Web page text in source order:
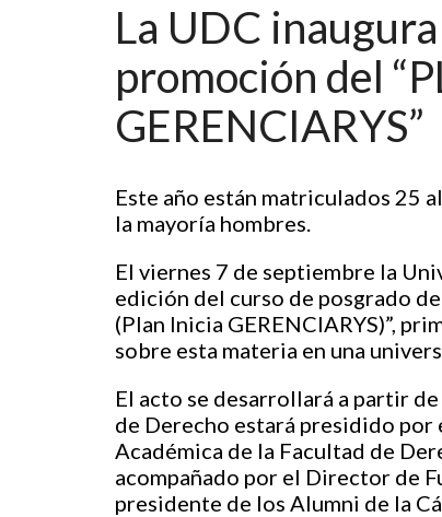
La UDC
promoción del
GERENCIARYS”
Este año están matriculados 25
la mayoría hombres.
El viernes 7 de septiembre la
edición del curso de posgrado
(Plan Inicia GERENCIARYS)”,
sobre esta materia en una
El acto se desarrollará a partir
de Derecho estará presidido
Académica de la Facultad de
acompañado por el Director de
presidente de los Alumni de la